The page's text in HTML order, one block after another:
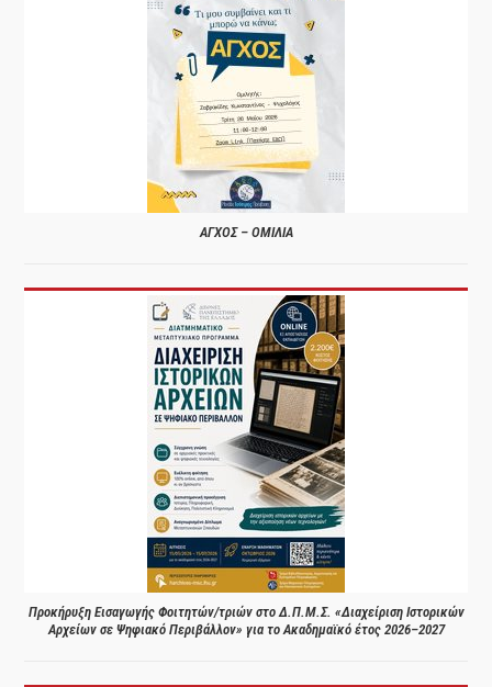
ΑΓΧΟΣ – ΟΜΙΛΙΑ
Προκήρυξη Εισαγωγής Φοιτητών/τριών στο Δ.Π.Μ.Σ. «Διαχείριση Ιστορικών
Αρχείων σε Ψηφιακό Περιβάλλον» για το Ακαδημαϊκό έτος 2026–2027